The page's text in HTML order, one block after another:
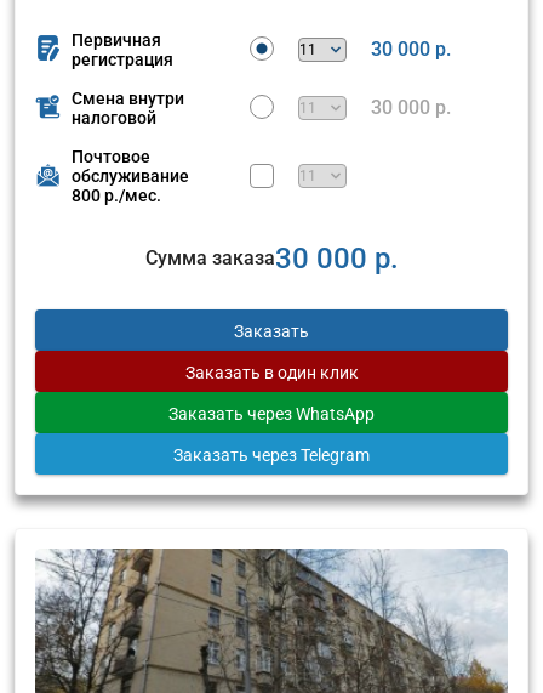
Первичная
регистрация
30 000 р.
Смена внутри
налоговой
30 000 р.
Почтовое
обслуживание
800 р./мес.
Сумма заказа30 000 р.
Заказать
Заказать в один клик
Заказать через WhatsApp
Заказать через Telegram